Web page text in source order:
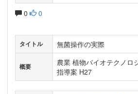
0 0
タイトル 無菌操作の実際
概要
農業 植物バイオテクノロ
指導案 H27